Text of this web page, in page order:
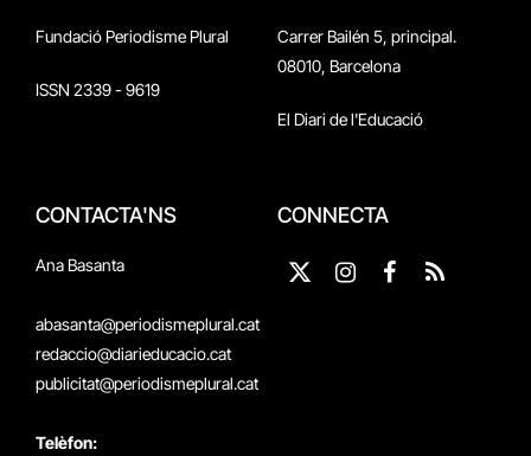
Fundació Periodisme Plural
ISSN 2339 - 9619
Carrer Bailén 5, principal.
08010, Barcelona
El Diari de l'Educació
CONTACTA'NS
Ana Basanta
abasanta@periodismeplural.cat
redaccio@diarieducacio.cat
publicitat@periodismeplural.cat
Telèfon:
CONNECTA
X
Instagram
Facebook
RSS